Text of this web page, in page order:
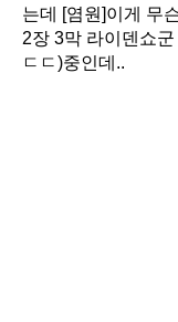
는데 [염원]이게 무
2장 3막 라이덴쇼
ㄷㄷ)중인데..